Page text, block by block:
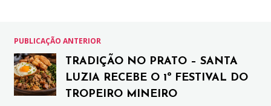
PUBLICAÇÃO ANTERIOR
TRADIÇÃO NO PRATO – SANTA
LUZIA RECEBE O 1º FESTIVAL DO
TROPEIRO MINEIRO